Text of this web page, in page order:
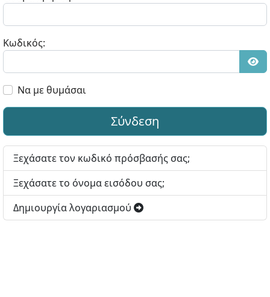
Κωδικός:
Να με θυμάσαι
Σύνδεση
Ξεχάσατε τον κωδικό πρόσβασής σας;
Ξεχάσατε το όνομα εισόδου σας;
Δημιουργία λογαριασμού